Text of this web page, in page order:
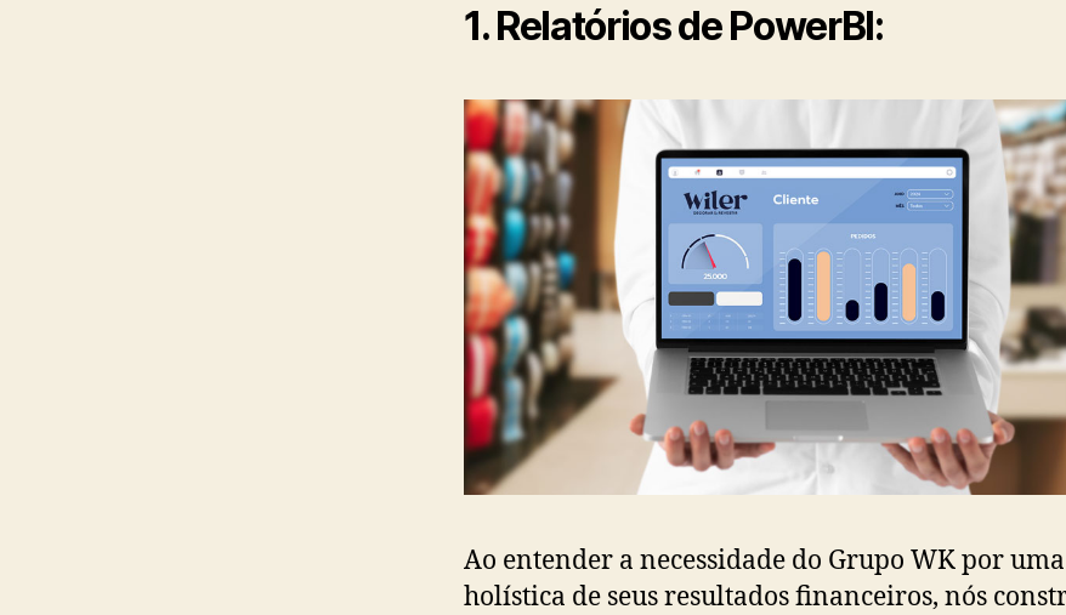
1. Relatórios de PowerBI:
Ao entender a necessidade do Grupo WK por
holística de seus resultados financeiros, nós